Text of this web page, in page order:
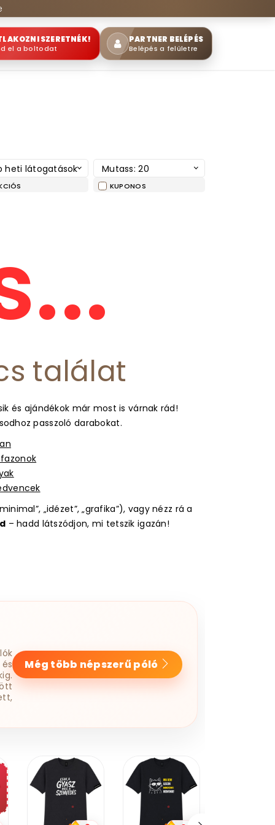
SZERETNÉK!
el a boltodat
PARTNER BELÉPÉS
Belépés a felületre
heti látogatások Mutass: 20
KUPONOS
találat
és ajándékok már most is várnak rád!
passzoló darabokat.
„idézet”, „grafika”), vagy nézz rá a
– hadd látszódjon, mi tetszik igazán!
Még több népszerű póló